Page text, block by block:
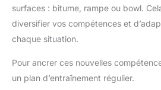
surfaces : bitume, rampe ou bowl.
diversifier vos compétences et
chaque situation.
Pour ancrer ces nouvelles
un plan d’entraînement régulier.